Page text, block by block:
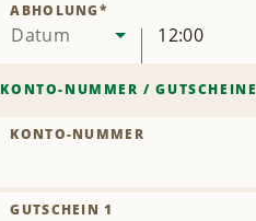
Datum
ABHOLUNG*
12:00
KONTO-NUMMER /GUTSCHEINE
KONTO-NUMMER
GUTSCHEIN 1